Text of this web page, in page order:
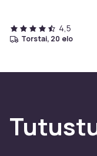
4,5
torstai, 20 elo